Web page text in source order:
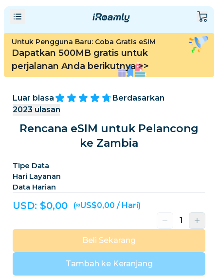
Untuk Pengguna Baru: Coba Gratis eSIM
Dapatkan 500MB gratis untuk
perjalanan Anda berikutnya>>
Luar biasa
Berdasarkan
2023 ulasan
Rencana eSIM untuk Pelancong
ke Zambia
Tipe Data
Hari Layanan
Data Harian
USD: $0,00 (≈US$0,00 / Hari)
Tambah ke Keranjang
Beli Sekarang